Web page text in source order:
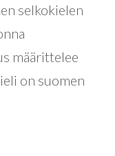
selkokielen
määrittelee
on suomen